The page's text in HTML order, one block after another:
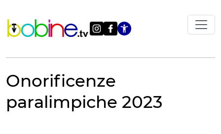
contenuto
Apri le
Onorificenze
paralimpiche 2023